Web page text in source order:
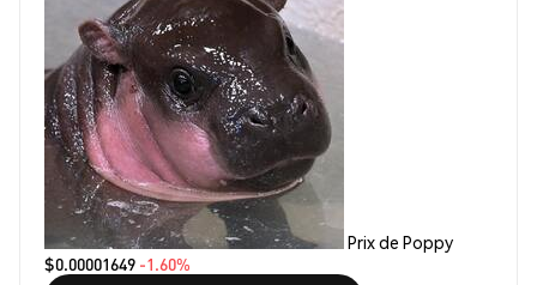
Prix de Poppy
$0.00001649 -1.60%